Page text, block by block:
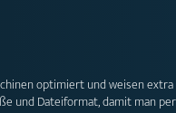
optimiert und weisen
und Dateiformat, damit man